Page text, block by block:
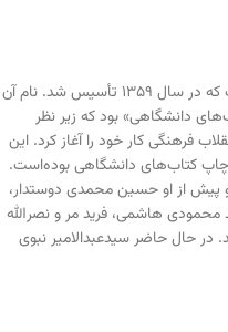
یکی از ناشران ایرانی است که در سال ۱۳۵۹ تأسیس شد. نام آن
دانشگاهی» بود که زیر نظر
فرهنگی کار خود را آغاز کرد. این
چاپ کتاب‌های دانشگاهی بوده‌است.
پیش از او حسین محمدی دوستدار،
هاشمی، فرید مر و نصرالله
در حال حاضر سیدعبدالامیر نبوی